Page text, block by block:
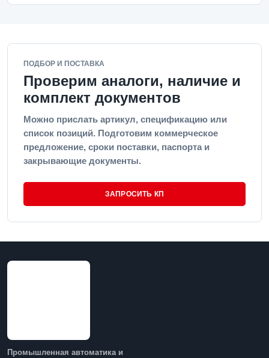
ПОДБОР И ПОСТАВКА
Проверим аналоги, наличие и
комплект документов
Можно прислать артикул, спецификацию или
список позиций. Подготовим коммерческое
предложение, сроки поставки, паспорта и
закрывающие документы.
ЗАПРОСИТЬ КП
Промышленная автоматика и